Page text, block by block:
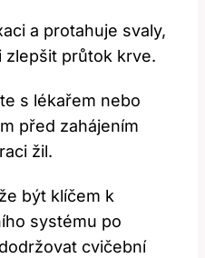
a protahuje svaly,
zlepšit průtok krve.
s lékařem nebo
před zahájením
žil.
být klíčem k
systému po
cvičební